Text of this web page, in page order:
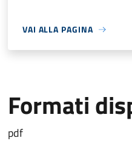
VAI ALLA PAGINA
Formati
pdf